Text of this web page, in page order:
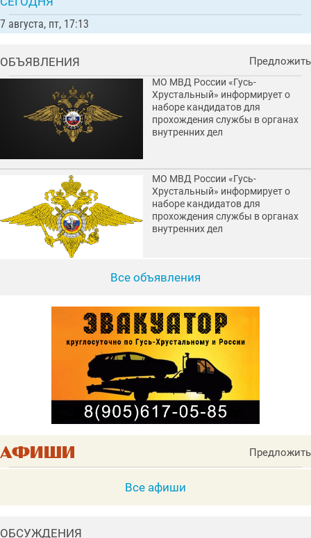
7 августа, пт, 17:13
ОБЪЯВЛЕНИЯ Предложить
МО МВД России «Гусь-
Хрустальный» информирует о
наборе кандидатов для
прохождения службы в органах
внутренних дел
МО МВД России «Гусь-
Хрустальный» информирует о
наборе кандидатов для
прохождения службы в органах
внутренних дел
Все объявления
Предложить
Все афиши
ОБСУЖДЕНИЯ